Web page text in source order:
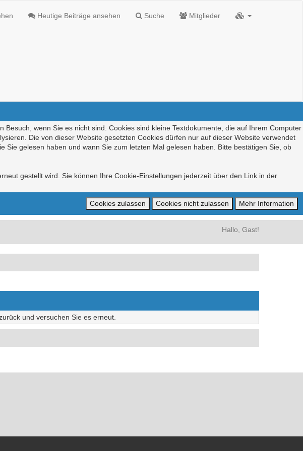
Heutige Beiträge ansehen Suche Mitglieder
wenn Sie es nicht sind. Cookies sind kleine Textdokumente, die auf Ihrem Computer
Die von dieser Website gesetzten Cookies dürfen nur auf dieser Website verwendet
gelesen haben und wann Sie zum letzten Mal gelesen haben. Bitte bestätigen Sie, ob
gestellt wird. Sie können Ihre Cookie-Einstellungen jederzeit über den Link in der
Hallo, Gast!
und versuchen Sie es erneut.